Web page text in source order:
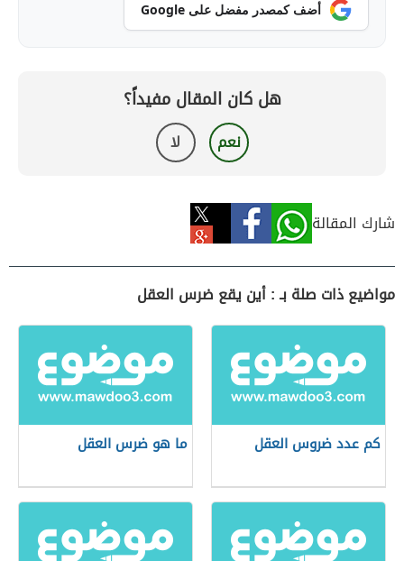
أضف كمصدر مفضل على Google
هل كان المقال مفيداً؟
نعم لا
شارك المقالة
مواضيع ذات صلة بـ : أين يقع ضرس العقل
كم عدد ضروس العقل ما هو ضرس العقل